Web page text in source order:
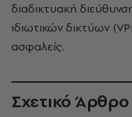
διαδικτυακή
ιδιωτικών δικτύων
ασφαλείς.
Σχετικό Άρθρο